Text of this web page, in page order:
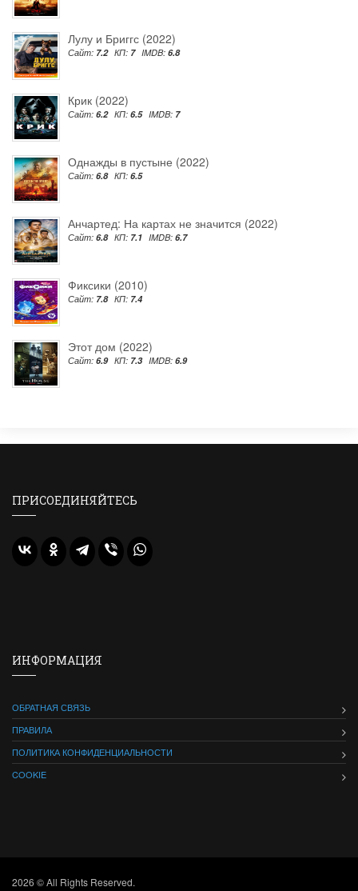
Лулу и Бриггс (2022)
Сайт: 7.2 КП: 7 IMDB: 6.8
Крик (2022)
Сайт: 6.2 КП: 6.5 IMDB: 7
Однажды в пустыне (2022)
Сайт: 6.8 КП: 6.5
Анчартед: На картах не значится (2022)
Сайт: 6.8 КП: 7.1 IMDB: 6.7
Фиксики (2010)
Сайт: 7.8 КП: 7.4
Этот дом (2022)
Сайт: 6.9 КП: 7.3 IMDB: 6.9
ПРИСОЕДИНЯЙТЕСЬ
ИНФОРМАЦИЯ
ОБРАТНАЯ СВЯЗЬ
ПРАВИЛА
ПОЛИТИКА КОНФИДЕНЦИАЛЬНОСТИ
COOKIE
2026 © All Rights Reserved.